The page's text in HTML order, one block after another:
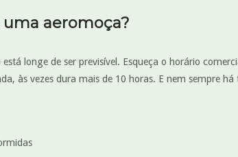
uma aeromoça?
longe de ser previsível. Esqueça o horário
às vezes dura mais de 10 horas. E nem sempre